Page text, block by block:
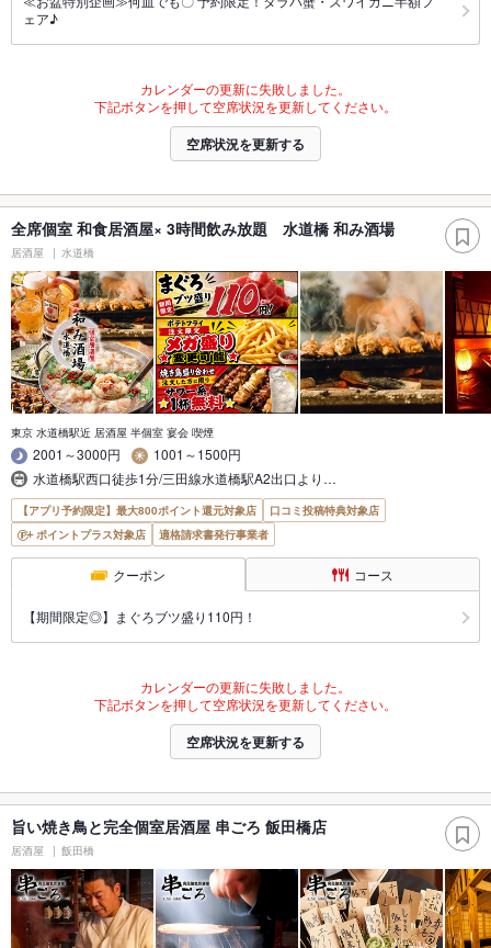
ェア♪
カレンダーの更新に失敗しました。
下記ボタンを押して空席状況を更新してください。
空席状況を更新する
全席個室 和食居酒屋× 3時間飲み放題 水道橋 和み酒場
居酒屋 水道橋
東京 水道橋駅近 居酒屋 半個室 宴会 喫煙
2001～3000円
1001～1500円
水道橋駅西口徒歩1分/三田線水道橋駅A2出口より…
【アプリ予約限定】最大800ポイント還元対象店
口コミ投稿特典対象店
ポイントプラス対象店
適格請求書発行事業者
クーポン コース
【期間限定◎】まぐろブツ盛り110円！
カレンダーの更新に失敗しました。
下記ボタンを押して空席状況を更新してください。
空席状況を更新する
旨い焼き鳥と完全個室居酒屋 串ごろ 飯田橋店
居酒屋 飯田橋